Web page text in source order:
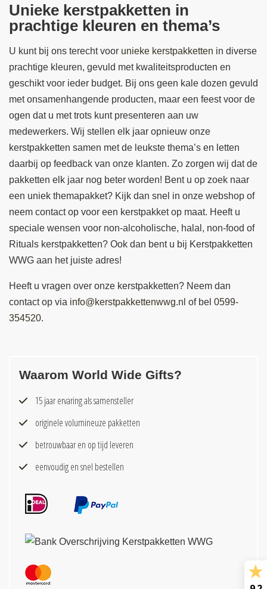
Unieke kerstpakketten in
prachtige kleuren en thema’s
U kunt bij ons terecht voor unieke kerstpakketten in diverse
prachtige kleuren, gevuld met kwaliteitsproducten en
geschikt voor ieder budget. Bij ons geen kale dozen gevuld
met onsamenhangende producten, maar een feest voor de
ogen dat u met trots kunt presenteren aan uw
medewerkers. Wij stellen elk jaar opnieuw onze
kerstpakketten samen met de leukste thema’s en letten
daarbij op feedback van onze klanten. Zo zorgen wij dat de
pakketten elk jaar nog beter worden! Bent u op zoek naar
een uniek themapakket? Kijk dan snel in onze webshop of
neem contact op voor een kerstpakket op maat. Heeft u
speciale wensen voor non-alcoholische, halal, non-food of
Rituals kerstpakketten? Ook dan bent u bij Kerstpakketten
WWG aan het juiste adres!
Heeft u vragen over onze kerstpakketten? Neem dan
contact op via info@kerstpakkettenwwg.nl of bel 0599-
354520.
Waarom World Wide Gifts?
15 jaar ervaring als samensteller
originele volumineuze pakketten
betrouwbaar en op tijd leveren
eenvoudig en snel bestellen